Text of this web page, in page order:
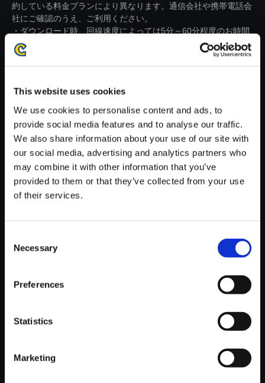
This website uses cookies
We use cookies to personalise content and ads, to
provide social media features and to analyse our traffic.
We also share information about your use of our site with
our social media, advertising and analytics partners who
may combine it with other information that you’ve
provided to them or that they’ve collected from your use
of their services.
Selection
Necessary
Preferences
Statistics
Marketing
約している料金プランにより異なります。通信会社や携帯電話会
社にご確認のうえ、ご利用ください。
・ダウンロード時、回線速度によっては5分～60分程度のお時間
がかかる場合がございます。
※ご購入いただいたファイルのダウンロードの際には、通信環境
が安定しているWifi環境でお試しください。
【単曲】バイオハザード 6 オリ
ジナル・サウンドトラック Boy
Meets Girl
おすすめ商品